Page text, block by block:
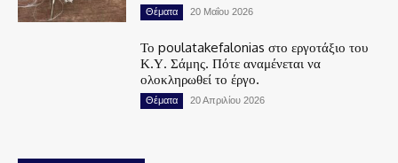
Θέματα 20 Μαΐου 2026
Το poulatakefalonias στο εργοτάξιο του
Κ.Υ. Σάμης. Πότε αναμένεται να
ολοκληρωθεί το έργο.
Θέματα 20 Απριλίου 2026